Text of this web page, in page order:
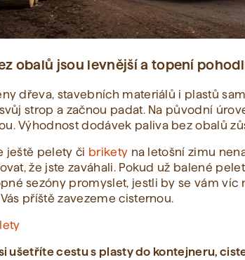
obalů jsou levnější a topení
dřeva, stavebních materiálů i plastů
strop a začnou padat. Na původní
Výhodnost dodávek paliva bez obalů
ještě pelety či brikety na letošní zimu
že jste zaváhali. Pokud už balené
sezóny promyslet, jestli by se vám víc
Vás příště zavezeme cisternou.
si ušetříte cestu s plasty do kontejneru,